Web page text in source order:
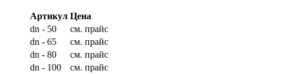
Артикул Цена
dn - 50
см. прайс
dn - 65
см. прайс
dn - 80
см. прайс
dn - 100
см. прайс